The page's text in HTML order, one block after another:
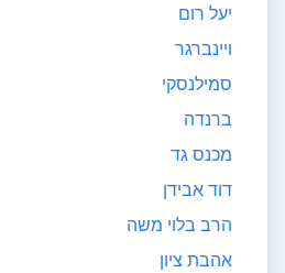
יעל רום
ויינברגר
סמילנסקי
ברנדה
מכנס גד
דוד אבידן
הרב בלוי משה
אהבת ציון